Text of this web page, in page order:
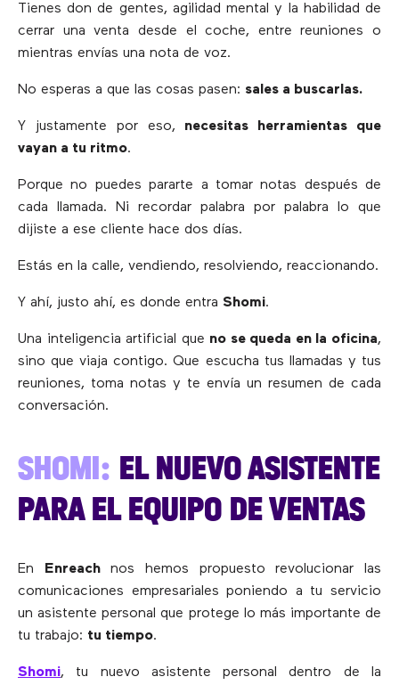
Tienes don de gentes, agilidad mental y la habilidad de
cerrar una venta desde el coche, entre reuniones o
mientras envías una nota de voz.
No esperas a que las cosas pasen: sales a buscarlas.
Y justamente por eso, necesitas herramientas que
vayan a tu ritmo.
Porque no puedes pararte a tomar notas después de
cada llamada. Ni recordar palabra por palabra lo que
dijiste a ese cliente hace dos días.
Estás en la calle, vendiendo, resolviendo, reaccionando.
Y ahí, justo ahí, es donde entra Shomi.
Una inteligencia artificial que no se queda en la oficina,
sino que viaja contigo. Que escucha tus llamadas y tus
reuniones, toma notas y te envía un resumen de cada
conversación.
SHOMI: EL NUEVO ASISTENTE
PARA EL EQUIPO DE VENTAS
En Enreachnos hemos propuesto revolucionar las
comunicaciones empresariales poniendo a tu servicio
un asistente personal que protege lo más importante de
tu trabajo: tu tiempo.
Shomi, tu nuevo asistente personal dentro de la